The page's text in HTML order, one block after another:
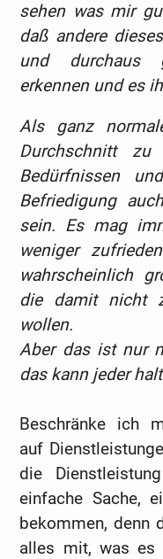
sehen was mir
daß andere
und durchaus
erkennen und es
Als ganz
Durchschnitt
Bedürfnissen
Befriedigung
sein. Es mag
weniger
wahrscheinlich
die damit nicht
wollen.
Aber das ist nur
das kann jeder
Beschränke ich
auf
die
einfache Sache,
bekommen, denn
alles mit, was es